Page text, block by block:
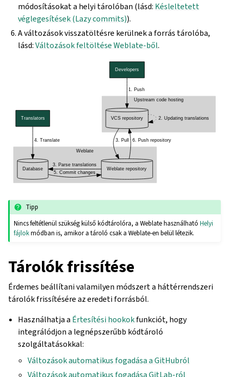
módosításokat a helyi tárolóban (lásd: Késleltetett
véglegesítések (Lazy commits)).
A változások visszatöltésre kerülnek a forrás tárolóba,
lásd:Változások feltöltése Weblate-ből.
Tipp
Nincs feltétlenül szükség külső kódtárolóra, a Weblate használhatóHelyi
fájlokmódban is, amikor a tároló csak a Weblate-en belül létezik.
Tárolók frissítése
Érdemes beállítani valamilyen módszert a háttérrendszeri
tárolók frissítésére az eredeti forrásból.
Használhatja a Értesítési hookokfunkciót, hogy
integrálódjon a legnépszerűbb kódtároló
szolgáltatásokkal:
Változások automatikus fogadása a GitHubról